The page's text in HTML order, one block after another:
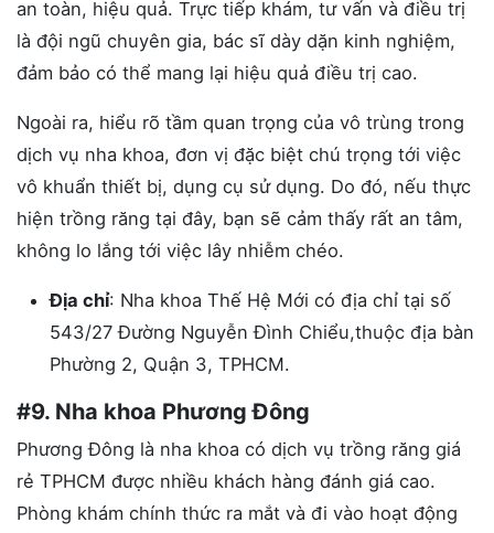
an toàn, hiệu quả. Trực tiếp khám, tư vấn và điều trị
là đội ngũ chuyên gia, bác sĩ dày dặn kinh nghiệm,
đảm bảo có thể mang lại hiệu quả điều trị cao.
Ngoài ra, hiểu rõ tầm quan trọng của vô trùng trong
dịch vụ nha khoa, đơn vị đặc biệt chú trọng tới việc
vô khuẩn thiết bị, dụng cụ sử dụng. Do đó, nếu thực
hiện trồng răng tại đây, bạn sẽ cảm thấy rất an tâm,
không lo lắng tới việc lây nhiễm chéo.
Địa chỉ: Nha khoa Thế Hệ Mới có địa chỉ tại số
543/27 Đường Nguyễn Đình Chiểu,thuộc địa bàn
Phường 2, Quận 3, TPHCM.
#9. Nha khoa Phương Đông
Phương Đông là nha khoa có dịch vụ trồng răng giá
rẻ TPHCM được nhiều khách hàng đánh giá cao.
Phòng khám chính thức ra mắt và đi vào hoạt động